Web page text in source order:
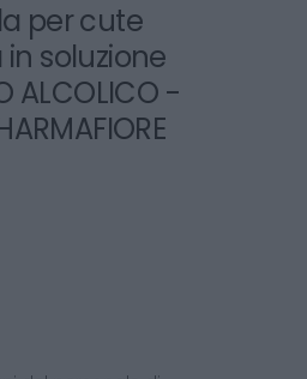
per cute
soluzione
ALCOLICO -